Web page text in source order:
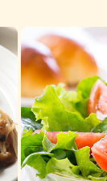
お酢を